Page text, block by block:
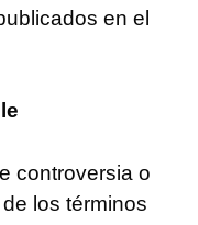
en el
controversia o
los términos